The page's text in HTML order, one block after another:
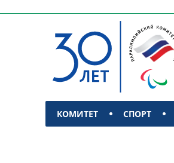
КОМИТЕТ СПОРТ